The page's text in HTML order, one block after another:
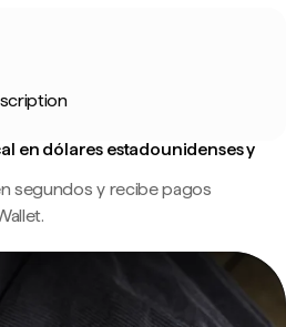
en dólares estadounidenses y
segundos y recibe pagos